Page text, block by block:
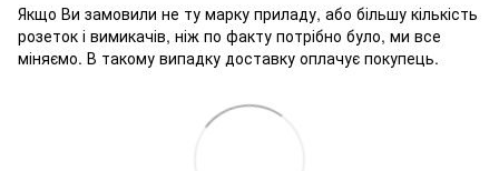
Якщо Ви замовили не ту марку приладу, або більшу кількість
розеток і вимикачів, ніж по факту потрібно було, ми все
міняємо. В такому випадку доставку оплачує покупець.